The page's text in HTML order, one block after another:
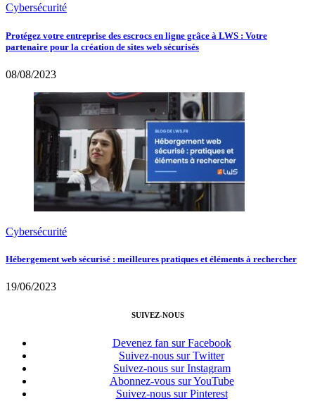
Cybersécurité
Protégez votre entreprise des escrocs en ligne grâce à LWS : Votre
partenaire pour la création de sites web sécurisés
08/08/2023
Cybersécurité
Hébergement web sécurisé : meilleures pratiques et éléments à rechercher
19/06/2023
SUIVEZ-NOUS
Devenez fan sur Facebook
Suivez-nous sur Twitter
Suivez-nous sur Instagram
Abonnez-vous sur YouTube
Suivez-nous sur Pinterest